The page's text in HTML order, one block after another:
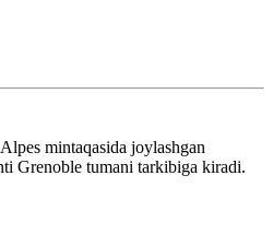
mintaqasida joylashgan
Grenoble tumani tarkibiga kiradi.